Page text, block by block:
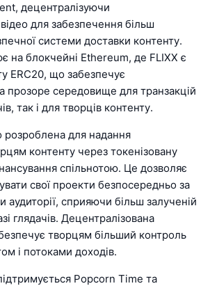
децентралізуючи
для забезпечення більш
системи доставки контенту.
на блокчейні Ethereum, де FLIXX є
ERC20, що забезпечує
прозоре середовище для транзакцій
так і для творців контенту.
розроблена для надання
контенту через токенізовану
спільнотою. Це дозволяє
свої проекти безпосередньо за
аудиторії, сприяючи більш залученій
глядачів. Децентралізована
творцям більший контроль
і потоками доходів.
Popcorn Time та